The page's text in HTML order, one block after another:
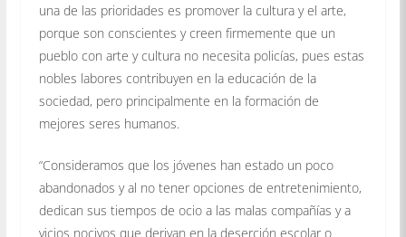
una de las prioridades es promover la cultura y el arte,
porque son conscientes y creen firmemente que un
pueblo con arte y cultura no necesita policías, pues estas
nobles labores contribuyen en la educación de la
sociedad, pero principalmente en la formación de
mejores seres humanos.
“Consideramos que los jóvenes han estado un poco
abandonados y al no tener opciones de entretenimiento,
dedican sus tiempos de ocio a las malas compañías y a
vicios nocivos que derivan en la deserción escolar o